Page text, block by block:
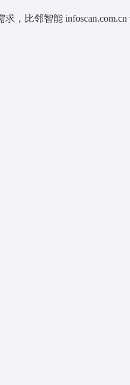
，比邻智能